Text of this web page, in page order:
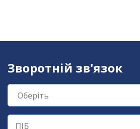
Зворотній зв'язок